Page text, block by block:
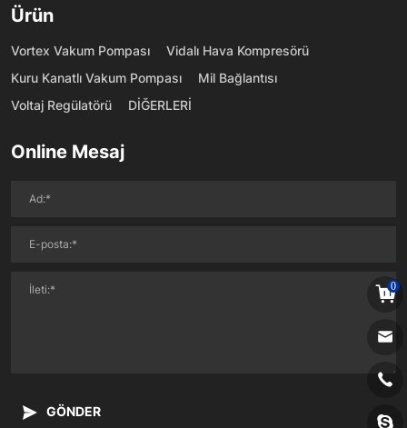
Ürün
Vortex Vakum Pompası
Vidalı Hava Kompresörü
Kuru Kanatlı Vakum Pompası
Mil Bağlantısı
Voltaj Regülatörü
DİĞERLERİ
Online Mesaj
GÖNDER
0